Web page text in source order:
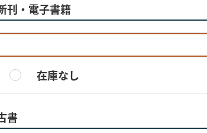
刊・電子書籍
在庫なし
書